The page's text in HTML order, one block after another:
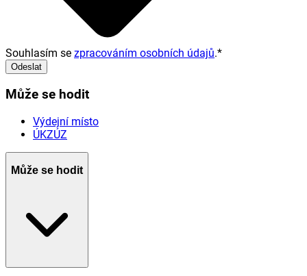
Souhlasím se zpracováním osobních údajů.*
Odeslat
Může se hodit
Výdejní místo
ÚKZÚZ
Může se hodit